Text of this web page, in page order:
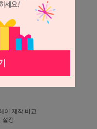
보실 수 있습니다.
쇄,
10-0
이 제작 비교
설정